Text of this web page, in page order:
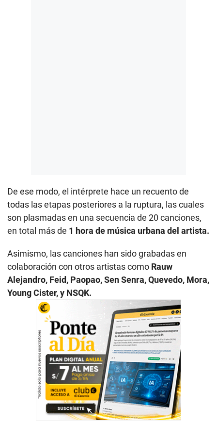
De ese modo, el intérprete hace un recuento de
todas las etapas posteriores a la ruptura, las cuales
son plasmadas en una secuencia de 20 canciones,
en total más de 1 hora de música urbana del artista.
Asimismo, las canciones han sido grabadas en
colaboración con otros artistas como Rauw
Alejandro, Feid, Paopao, Sen Senra, Quevedo, Mora,
Young Cister, y NSQK.